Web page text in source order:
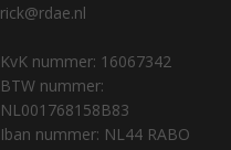
rick@rdae.nl
KvK nummer: 16067342
BTW nummer:
NL001768158B83
Iban nummer: NL44 RABO